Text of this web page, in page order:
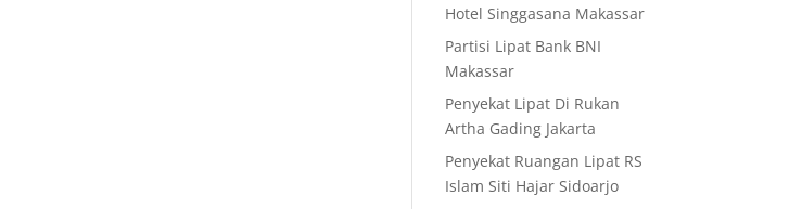
Hotel Singgasana Makassar
Partisi Lipat Bank BNI
Makassar
Penyekat Lipat Di Rukan
Artha Gading Jakarta
Penyekat Ruangan Lipat RS
Islam Siti Hajar Sidoarjo